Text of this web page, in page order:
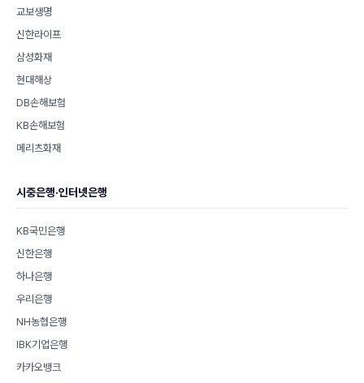
교보생명
신한라이프
삼성화재
현대해상
DB손해보험
KB손해보험
메리츠화재
시중은행·인터넷은행
KB국민은행
신한은행
하나은행
우리은행
NH농협은행
IBK기업은행
카카오뱅크